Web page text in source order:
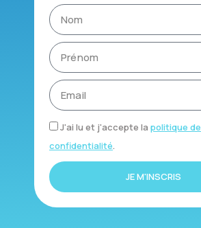
J'ai lu et j'accepte lapolitique de
confidentialité.
JE M'INSCRIS